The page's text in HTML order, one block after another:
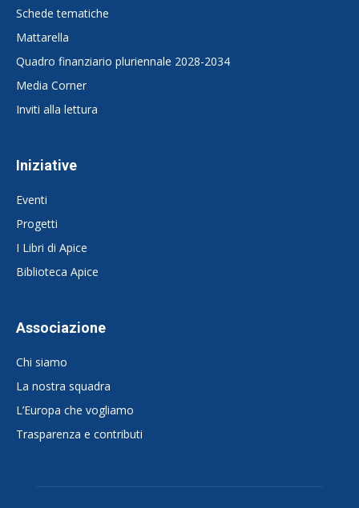
Schede tematiche
Mattarella
Quadro finanziario pluriennale 2028-2034
Media Corner
Inviti alla lettura
Iniziative
Eventi
Progetti
I Libri di Apice
Biblioteca Apice
Associazione
Chi siamo
La nostra squadra
L’Europa che vogliamo
Trasparenza e contributi